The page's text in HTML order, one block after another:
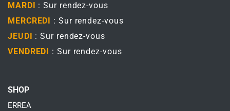
MARDI : Sur rendez-vous
MERCREDI
: Sur rendez-vous
JEUDI
: Sur rendez-vous
VENDREDI
: Sur rendez-vous
SHOP
ERREA